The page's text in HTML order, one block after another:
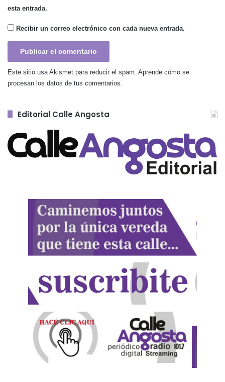
esta entrada.
Recibir un correo electrónico con cada nueva entrada.
Este sitio usa Akismet para reducir el spam. Aprende cómo se
procesan los datos de tus comentarios.
Editorial Calle Angosta